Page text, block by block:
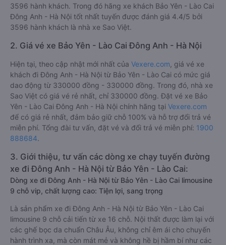
3596 hành khách. Trong đó hãng xe khách Bảo Yên - Lào Cai
Đông Anh - Hà Nội tốt nhất tuyến được đánh giá 4.4/5 bởi
3596 hành khách là nhà xe Sao Việt.
2. Giá vé xe Bảo Yên - Lào Cai Đông Anh - Hà Nội
Hiện tại, theo cập nhật mới nhất của Vexere.com , giá vé xe
khách đi Đông Anh - Hà Nội từ Bảo Yên - Lào Cai có mức giá
dao động từ 330000 đồng - 330000 đồng. Trong đó, nhà xe
Sao Việt có giá vé rẻ nhất, chỉ 330000 đồng. Đặt vé xe Bảo
Yên - Lào Cai Đông Anh - Hà Nội chính hãng tại Vexere.com
để có giá rẻ nhất, đảm bảo giữ chỗ 100% và hỗ trợ đổi trả vé
miễn phí. Tổng đài tư vấn, đặt vé và đổi trả vé miễn phí: 1900
888684.
3. Giới thiệu, tư vấn các dòng xe chạy tuyến đường
xe đi Đông Anh - Hà Nội từ Bảo Yên - Lào Cai:
Dòng xe đi Đông Anh - Hà Nội từ Bảo Yên - Lào Cai limousine
9 chỗ vip, chất lượng cao: Tiện lợi, sang trọng
Là sản phẩm xe đi Đông Anh - Hà Nội từ Bảo Yên - Lào Cai
limousine 9 chỗ cải tiến từ xe 16 chỗ. Nội thất được làm lại với
các ghế bọc da chuẩn Châu Âu, không chỉ êm ái cho chuyến
hành trình xa, mà còn mát mẻ và không hề bị hầm bí như các